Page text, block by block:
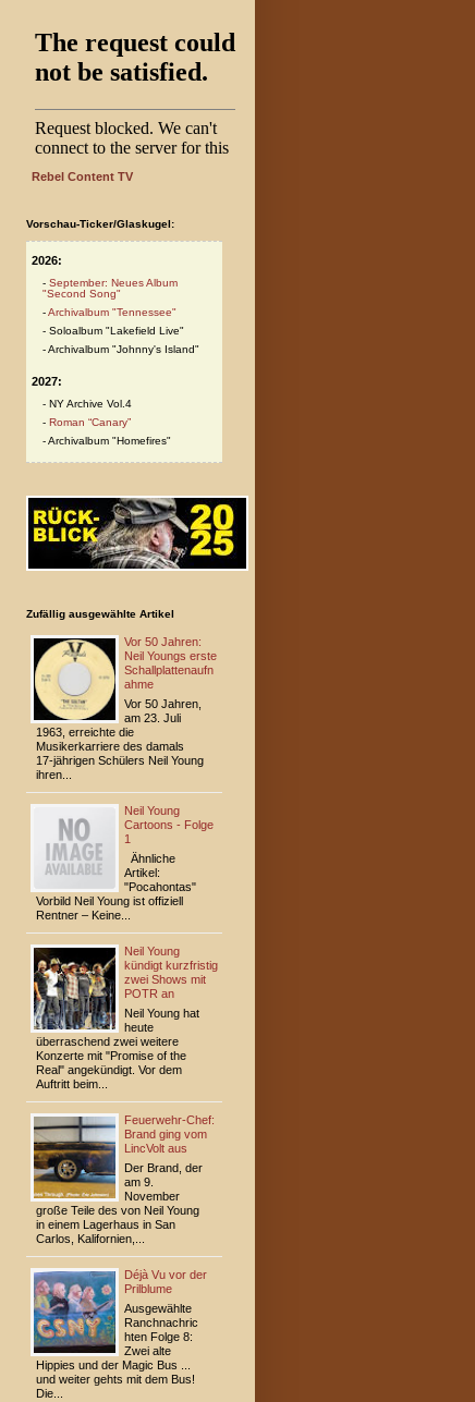
Rebel Content TV
Vorschau-Ticker/Glaskugel:
2026:
September: Neues Album
"Second Song"
Archivalbum "Tennessee"
Soloalbum "Lakefield Live"
Archivalbum "Johnny's Island"
2027:
NY Archive Vol.4
Roman “Canary”
Archivalbum "Homefires"
Zufällig ausgewählte Artikel
Vor 50 Jahren:
Neil Youngs erste
Schallplattenaufn
ahme
Vor 50 Jahren,
am 23. Juli
1963, erreichte die
Musikerkarriere des damals
17-jährigen Schülers Neil Young
ihren...
Neil Young
Cartoons - Folge
1
Ähnliche
Artikel:
"Pocahontas"
Vorbild Neil Young ist offiziell
Rentner – Keine...
Neil Young
kündigt kurzfristig
zwei Shows mit
POTR an
Neil Young hat
heute
überraschend zwei weitere
Konzerte mit "Promise of the
Real" angekündigt. Vor dem
Auftritt beim...
Feuerwehr-Chef:
Brand ging vom
LincVolt aus
Der Brand, der
am 9.
November
große Teile des von Neil Young
in einem Lagerhaus in San
Carlos, Kalifornien,...
Déjà Vu vor der
Prilblume
Ausgewählte
Ranchnachric
hten Folge 8:
Zwei alte
Hippies und der Magic Bus ...
und weiter gehts mit dem Bus!
Die...